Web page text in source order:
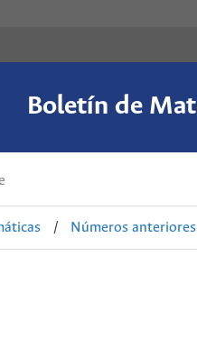
Boletín de
/ Números anteriores